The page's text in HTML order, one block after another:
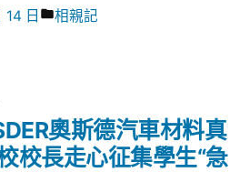
14 日
分
相親記
奧斯德汽車材料真
校長走心征集學生“急